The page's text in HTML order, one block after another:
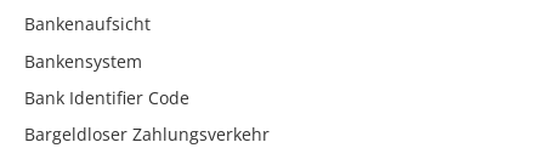
Bankenaufsicht
Bankensystem
Bank Identifier Code
Bargeldloser Zahlungsverkehr